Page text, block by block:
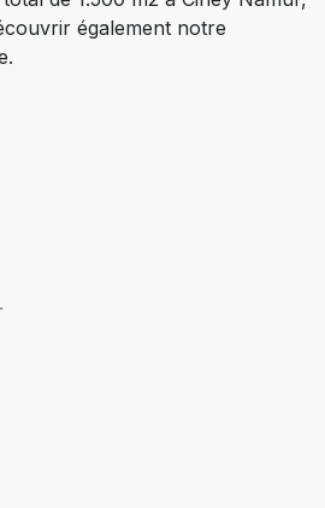
également notre